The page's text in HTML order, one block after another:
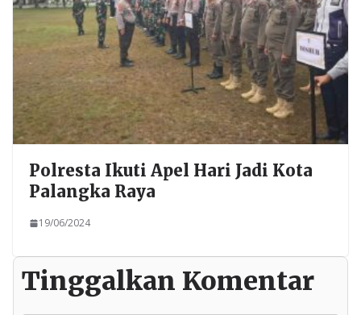
Polresta Ikuti Apel Hari Jadi Kota
Palangka Raya
19/06/2024
Tinggalkan Komentar